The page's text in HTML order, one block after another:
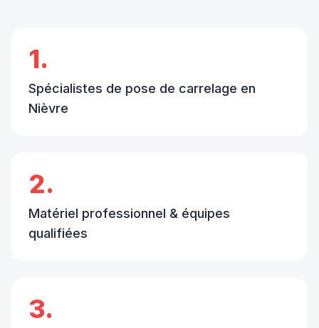
1.
Spécialistes de pose de carrelage en
Nièvre
2.
Matériel professionnel & équipes
qualifiées
3.